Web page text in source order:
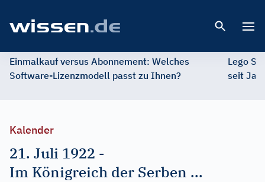
Einmalkauf versus Abonnement: Welches
Software-Lizenzmodell passt zu Ihnen?
Lego
seit
Kalender
21. Juli 1922 -
Im Königreich der Serben ...